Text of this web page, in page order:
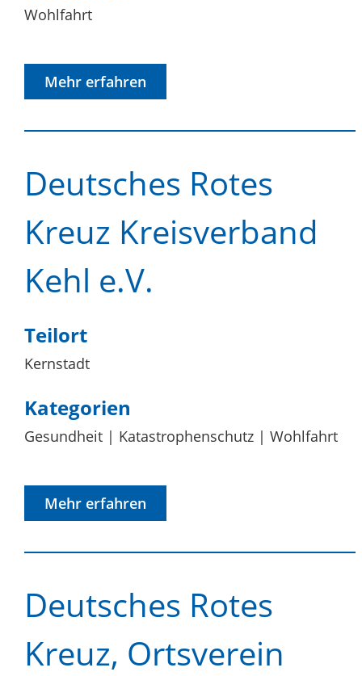
Wohlfahrt
Mehr erfahren
Deutsches Rotes
Kreuz Kreisverband
Kehl e.V.
Teilort
Kernstadt
Kategorien
Gesundheit Katastrophenschutz Wohlfahrt
Mehr erfahren
Deutsches Rotes
Kreuz, Ortsverein